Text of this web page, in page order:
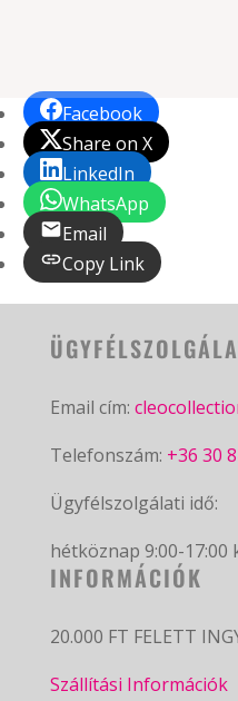
Facebook
Share on X
LinkedIn
WhatsApp
Email
Copy Link
Email cím:
Telefonszám: +36 30
Ügyfélszolgálati idő:
hétköznap 9:00-17:00
INFORMÁCIÓK
20.000 FT FELETT
Szállítási Információk